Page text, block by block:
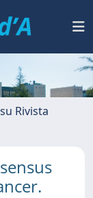
Rivista